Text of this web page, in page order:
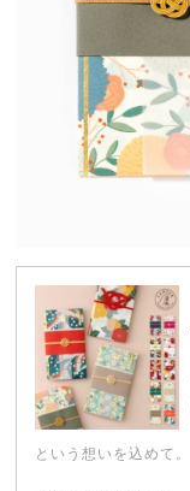
という想いを込めて。